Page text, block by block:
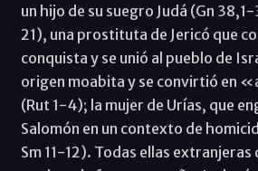
un hijo de su suegro Judá (Gn
21), una prostituta de Jericó que
conquista y se unió al pueblo de
origen moabita y se convirtió en
(Rut 1-4); la mujer de Urías, que
Salomón en un contexto de
Sm 11-12). Todas ellas extranjeras